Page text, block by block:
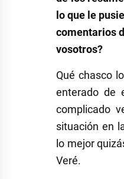
lo que le
comentarios
vosotros?
Qué chasco
enterado de
complicado
situación en
lo mejor
Veré.